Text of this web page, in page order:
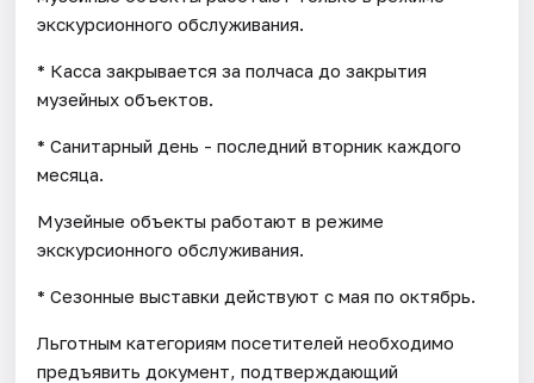
экскурсионного обслуживания.
* Касса закрывается за полчаса до закрытия
музейных объектов.
* Санитарный день - последний вторник каждого
месяца.
Музейные объекты работают в режиме
экскурсионного обслуживания.
* Cезонные выставки действуют с мая по октябрь.
Льготным категориям посетителей необходимо
предъявить документ, подтверждающий